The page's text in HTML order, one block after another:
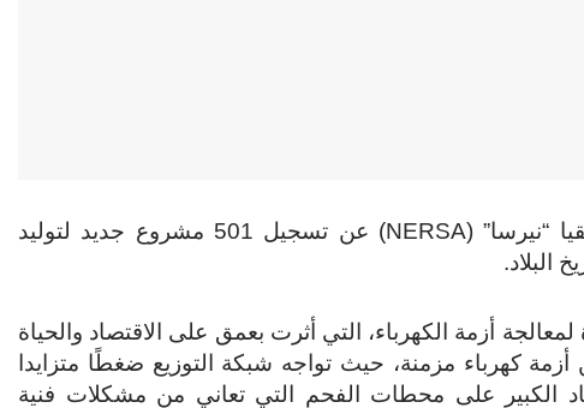
أعلنت هيئة تنظيم الطاقة الوطنية في جنوب إفريقيا “نيرسا” (NERSA) عن تسجيل 501 مشروع جديد لتوليد
البلاد.
أزمة الكهرباء، التي أثرت بعمق على الاقتصاد والحياة
كهرباء مزمنة، حيث تواجه شبكة التوزيع ضغطًا متزايدا
الكبير على محطات الفحم التي تعاني من مشكلات فنية